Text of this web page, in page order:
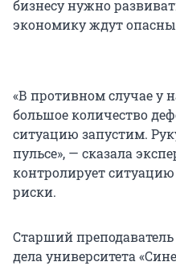
бизнесу нужно
экономику ждут
«В противном случае у
большое количество
ситуацию запустим.
пульсе», — сказала
контролирует
риски.
Старший
дела университета